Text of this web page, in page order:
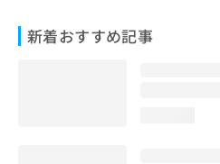
新着おすすめ記事
問
い